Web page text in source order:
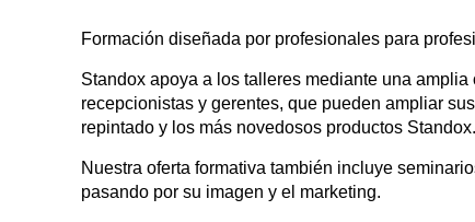
Formación diseñada por profesionales para
Standox apoya a los talleres mediante una
recepcionistas y gerentes, que pueden ampliar
repintado y los más novedosos productos Standox.
Nuestra oferta formativa también incluye
pasando por su imagen y el marketing.